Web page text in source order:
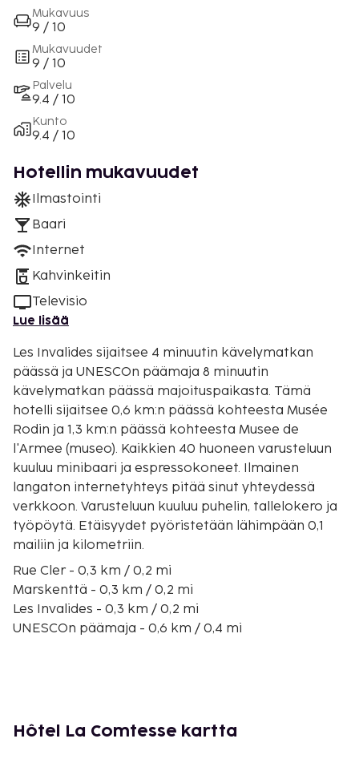
Mukavuus
9 / 10
Mukavuudet
9 / 10
Palvelu
9.4 / 10
Kunto
9.4 / 10
Hotellin mukavuudet
Ilmastointi
Baari
Internet
Kahvinkeitin
Televisio
Lue lisää
Les Invalides sijaitsee 4 minuutin kävelymatkan
päässä ja UNESCOn päämaja 8 minuutin
kävelymatkan päässä majoituspaikasta. Tämä
hotelli sijaitsee 0,6 km:n päässä kohteesta Musée
Rodin ja 1,3 km:n päässä kohteesta Musee de
l'Armee (museo). Kaikkien 40 huoneen varusteluun
kuuluu minibaari ja espressokoneet. Ilmainen
langaton internetyhteys pitää sinut yhteydessä
verkkoon. Varusteluun kuuluu puhelin, tallelokero ja
työpöytä. Etäisyydet pyöristetään lähimpään 0,1
mailiin ja kilometriin.
Rue Cler - 0,3 km / 0,2 mi
Marskenttä - 0,3 km / 0,2 mi
Les Invalides - 0,3 km / 0,2 mi
UNESCOn päämaja - 0,6 km / 0,4 mi
George V:n bulevardi - 1,3 km / 0,8 mi
Hôtel La Comtesse kartta